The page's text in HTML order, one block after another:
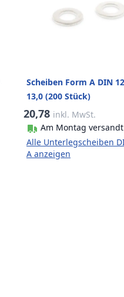
Scheiben Form A DIN
13,0 (200 Stück)
20,78 inkl. MwSt.
Am Montag versandt
Alle Unterlegscheiben
A anzeigen